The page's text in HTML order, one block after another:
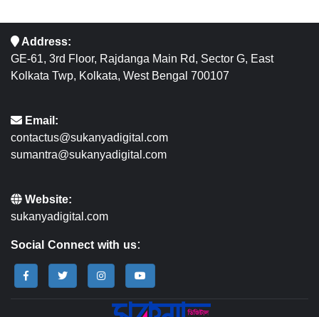
Address:
GE-61, 3rd Floor, Rajdanga Main Rd, Sector G, East
Kolkata Twp, Kolkata, West Bengal 700107
Email:
contactus@sukanyadigital.com
sumantra@sukanyadigital.com
Website:
sukanyadigital.com
Social Connect with us: